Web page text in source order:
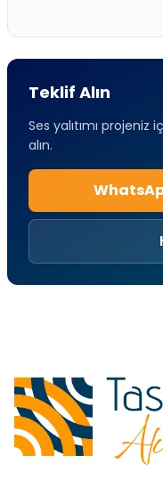
Teklif Alın
Ses yalıtımı
alın.